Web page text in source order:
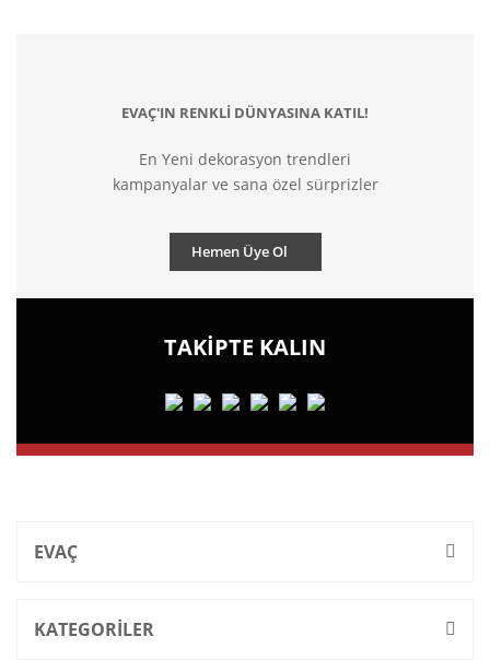
EVAÇ'IN RENKLİ DÜNYASINA KATIL!
En Yeni dekorasyon trendleri
kampanyalar ve sana özel sürprizler
Hemen Üye Ol
TAKİPTE KALIN
EVAÇ
KATEGORİLER